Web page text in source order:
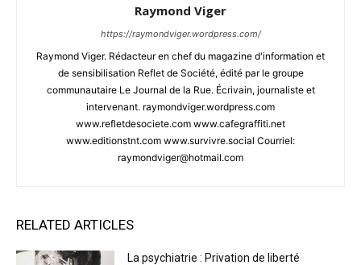
Raymond Viger
https://raymondviger.wordpress.com/
Raymond Viger. Rédacteur en chef du magazine d'information et
de sensibilisation Reflet de Société, édité par le groupe
communautaire Le Journal de la Rue. Écrivain, journaliste et
intervenant. raymondviger.wordpress.com
www.refletdesociete.com www.cafegraffiti.net
www.editionstnt.com www.survivre.social Courriel:
raymondviger@hotmail.com
RELATED ARTICLES
La psychiatrie : Privation de liberté